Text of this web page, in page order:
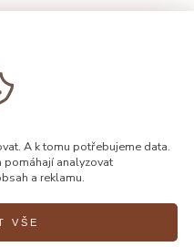
A k tomu potřebujeme data.
pomáhají analyzovat
a reklamu.
VŠE